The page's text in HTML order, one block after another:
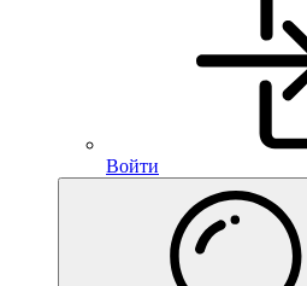
Войти